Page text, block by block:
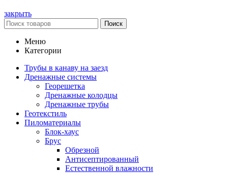
закрыть
Поиск
Меню
Категории
Трубы в канаву на заезд
Дренажные системы
Георешетка
Дренажные колодцы
Дренажные трубы
Геотекстиль
Пиломатериалы
Блок-хаус
Брус
Обрезной
Антисептированный
Естественной влажности